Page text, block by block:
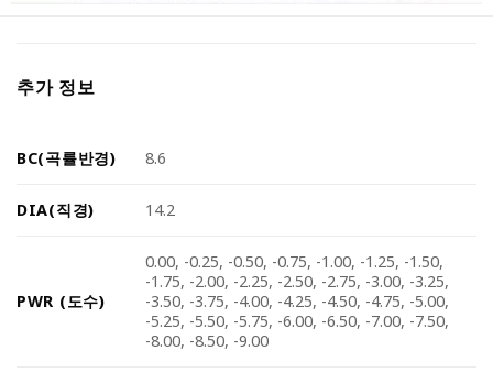
추가 정보
BC(곡률반경) 8.6
DIA(직경) 14.2
PWR (도수)
0.00, -0.25, -0.50, -0.75, -1.00, -1.25, -1.50,
-1.75, -2.00, -2.25, -2.50, -2.75, -3.00, -3.25,
-3.50, -3.75, -4.00, -4.25, -4.50, -4.75, -5.00,
-5.25, -5.50, -5.75, -6.00, -6.50, -7.00, -7.50,
-8.00, -8.50, -9.00